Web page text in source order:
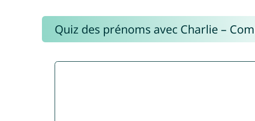
Quiz des prénoms avec Charlie –